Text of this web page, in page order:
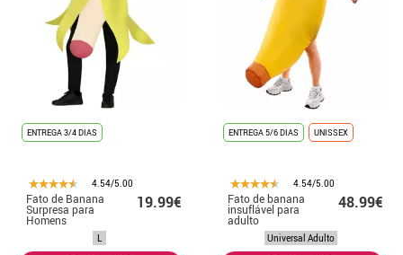
ENTREGA 3/4 DIAS
4.54/5.00
Fato de Banana
Surpresa para
Homens
19.99€
L
ENTREGA 5/6 DIAS UNISSEX
4.54/5.00
Fato de banana
insuflável para
adulto
48.99€
Universal Adulto